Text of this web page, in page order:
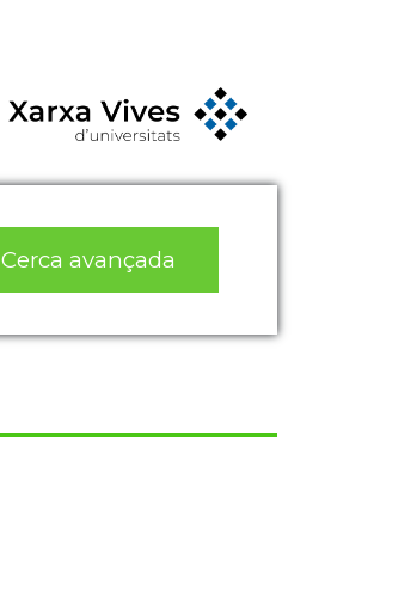
Cerca avançada